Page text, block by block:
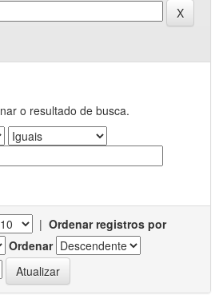
o resultado de busca.
| Ordenar registros por
Ordenar